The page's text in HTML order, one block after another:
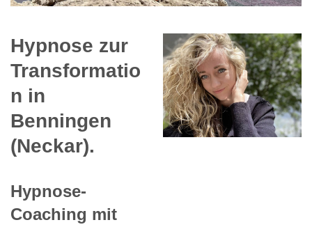
Hypnose zur
Transformatio
n in
Benningen
(Neckar).
Hypnose-
Coaching mit